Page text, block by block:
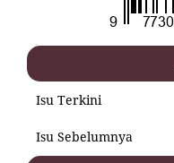
Isu Terkini
Isu Sebelumnya